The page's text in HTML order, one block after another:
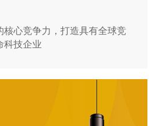
核心竞争力，打造具有全球竞
科技企业